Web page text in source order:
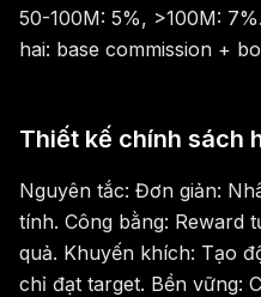
50-100M: 5%, >100M:
hai: base commission +
Thiết kế chính sách
Nguyên tắc: Đơn giản:
tính. Công bằng: Reward
quả. Khuyến khích: Tạo
chỉ đạt target. Bền vững: